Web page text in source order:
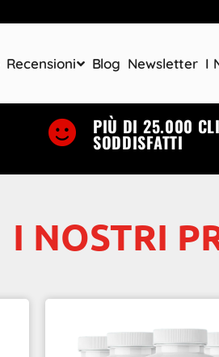
Recensioni Blog Newsletter I
PIÙ DI 25.000
SODDISFATTI
I NOSTRI